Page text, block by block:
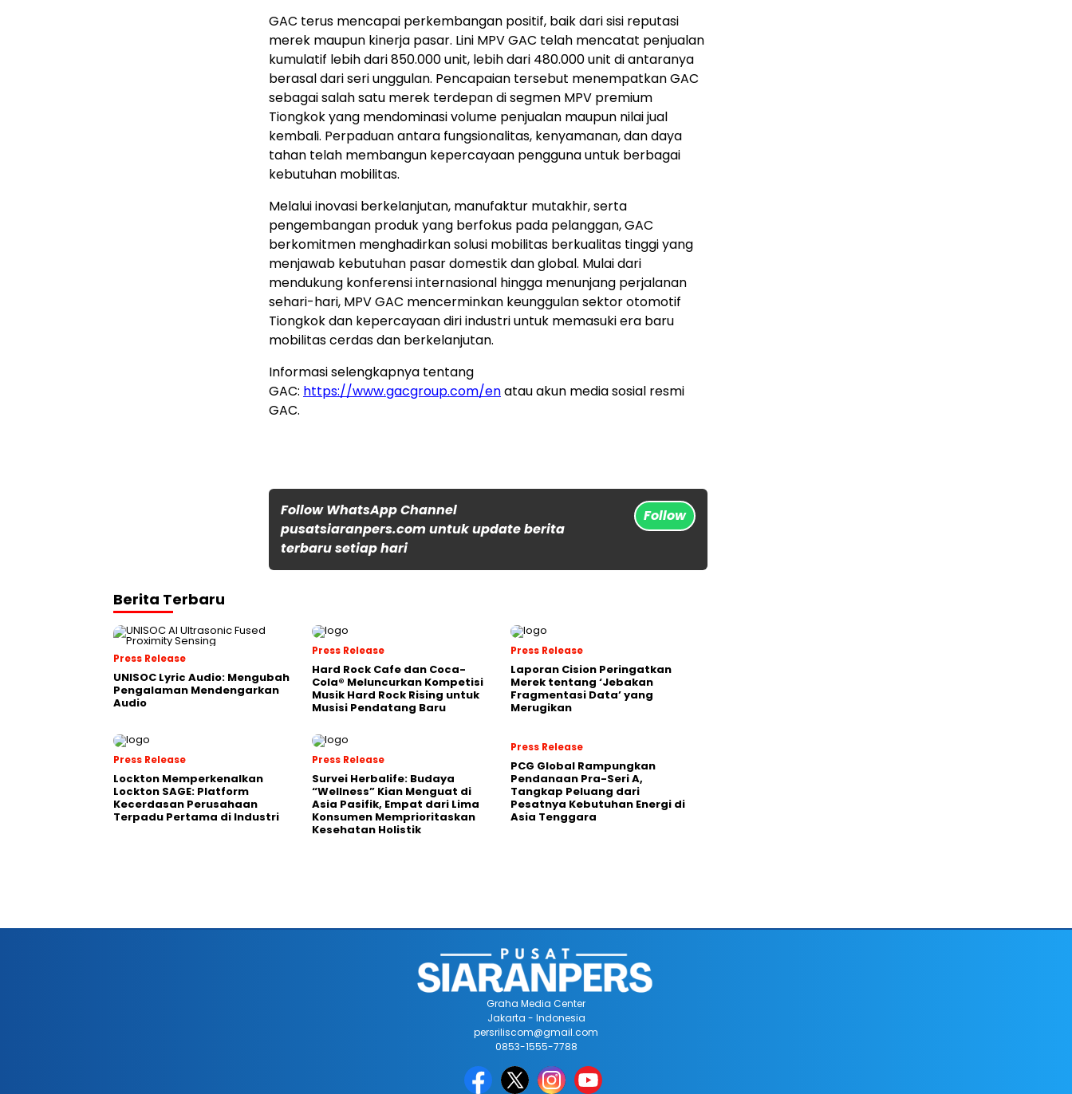
GAC terus mencapai perkembangan positif, baik dari sisi reputasi
merek maupun kinerja pasar. Lini MPV GAC telah mencatat penjualan
kumulatif lebih dari 850.000 unit, lebih dari 480.000 unit di antaranya
berasal dari seri unggulan. Pencapaian tersebut menempatkan GAC
sebagai salah satu merek terdepan di segmen MPV premium
Tiongkok yang mendominasi volume penjualan maupun nilai jual
kembali. Perpaduan antara fungsionalitas, kenyamanan, dan daya
tahan telah membangun kepercayaan pengguna untuk berbagai
kebutuhan mobilitas.
Melalui inovasi berkelanjutan, manufaktur mutakhir, serta
pengembangan produk yang berfokus pada pelanggan, GAC
berkomitmen menghadirkan solusi mobilitas berkualitas tinggi yang
menjawab kebutuhan pasar domestik dan global. Mulai dari
mendukung konferensi internasional hingga menunjang perjalanan
sehari-hari, MPV GAC mencerminkan keunggulan sektor otomotif
Tiongkok dan kepercayaan diri industri untuk memasuki era baru
mobilitas cerdas dan berkelanjutan.
Informasi selengkapnya tentang
GAC: https://www.gacgroup.com/enatau akun media sosial resmi
GAC.
Follow WhatsApp Channel
pusatsiaranpers.com untuk update berita
terbaru setiap hari
Follow
Berita Terbaru
Press Release
UNISOC Lyric Audio: Mengubah
Pengalaman Mendengarkan
Audio
Press Release
Hard Rock Cafe dan Coca-
Cola® Meluncurkan Kompetisi
Musik Hard Rock Rising untuk
Musisi Pendatang Baru
Press Release
Laporan Cision Peringatkan
Merek tentang ‘Jebakan
Fragmentasi Data’ yang
Merugikan
Press Release
Lockton Memperkenalkan
Lockton SAGE: Platform
Kecerdasan Perusahaan
Terpadu Pertama di Industri
Press Release
Survei Herbalife: Budaya
“Wellness” Kian Menguat di
Asia Pasifik, Empat dari Lima
Konsumen Memprioritaskan
Kesehatan Holistik
Press Release
PCG Global Rampungkan
Pendanaan Pra-Seri A,
Tangkap Peluang dari
Pesatnya Kebutuhan Energi di
Asia Tenggara
Graha Media Center
Jakarta - Indonesia
persriliscom@gmail.com
0853-1555-7788